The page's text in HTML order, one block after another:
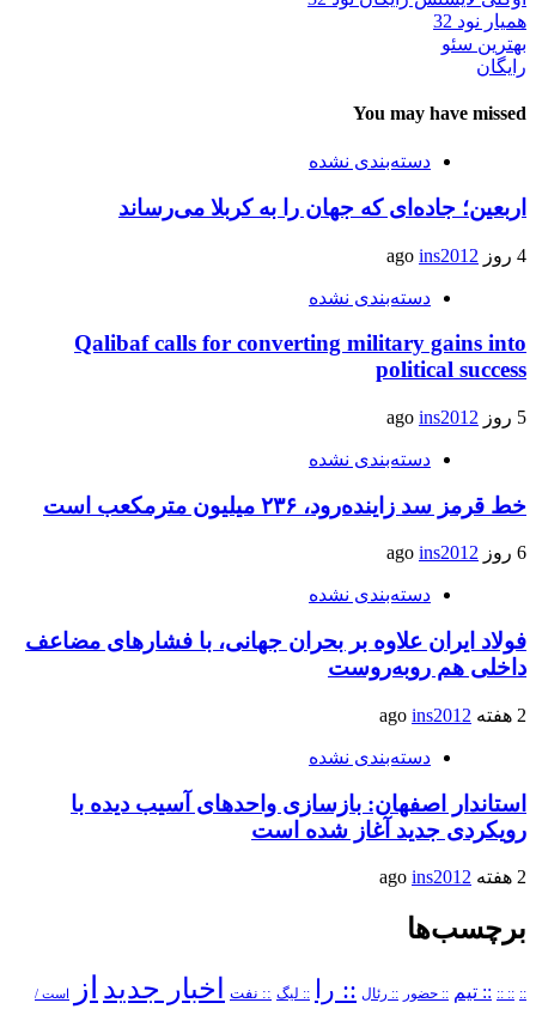
همیار نود 32
بهترین سئو
رایگان
You may have missed
دسته‌بندی نشده
اربعین؛ جاده‌ای که جهان را به کربلا می‌رساند
4 روز ago ins2012
دسته‌بندی نشده
Qalibaf calls for converting military gains into
political success
5 روز ago ins2012
دسته‌بندی نشده
خط قرمز سد زاینده‌رود، ۲۳۶ میلیون مترمکعب است
6 روز ago ins2012
دسته‌بندی نشده
فولاد ایران علاوه بر بحران جهانی، با فشارهای مضاعف
داخلی هم روبه‌روست
2 هفته ago ins2012
دسته‌بندی نشده
استاندار اصفهان: بازسازی واحدهای آسیب دیده با
رویکردی جدید آغاز شده است
2 هفته ago ins2012
برچسب‌ها
::
:: :: :: تیم :: حضور :: رئال :: را :: لیگ :: نفت اخبار جدید از است /